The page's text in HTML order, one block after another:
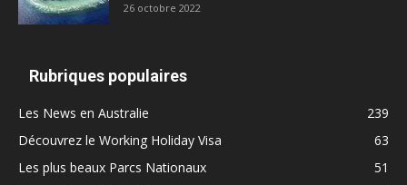
26 octobre 2022
Rubriques populaires
Les News en Australie
239
Découvrez le Working Holiday Visa
63
Les plus beaux Parcs Nationaux
51